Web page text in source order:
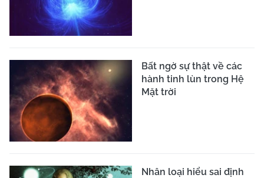
Bất ngờ sự thật về các
hành tinh lùn trong Hệ
Mặt trời
Nhân loại hiểu sai định